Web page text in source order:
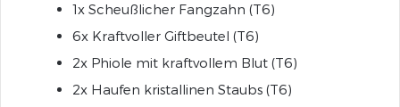
„Jahr der Ratte“-Truhe
1x Scheußlicher Fangzahn (T6)
6x Kraftvoller Giftbeutel (T6)
2x Phiole mit kraftvollem Blut (T6)
2x Haufen kristallinen Staubs (T6)